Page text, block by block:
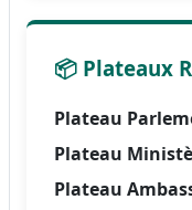
📦 Plateaux
Plateau
Plateau
Plateau